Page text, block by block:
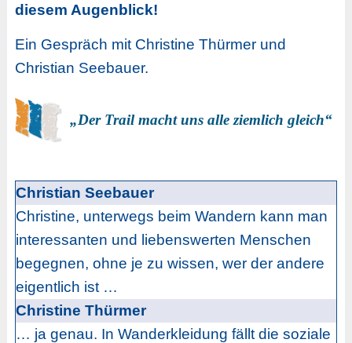
diesem Augenblick!
Ein Gespräch mit Christine Thürmer und
Christian Seebauer.
„Der Trail macht uns alle ziemlich gleich“
Christian Seebauer
Christine, unterwegs beim Wandern kann man
interessanten und liebenswerten Menschen
begegnen, ohne je zu wissen, wer der andere
eigentlich ist …
Christine Thürmer
… ja genau. In Wanderkleidung fällt die soziale